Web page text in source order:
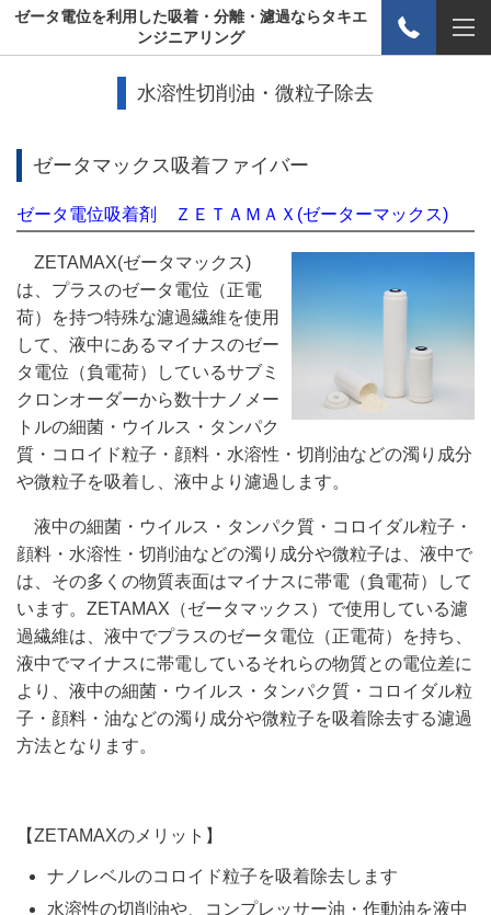
ゼータ電位を利用した吸着・分離・濾過ならタキエ
ンジニアリング
水溶性切削油・微粒子除去
ゼータマックス吸着ファイバー
ゼータ電位吸着剤 ＺＥＴＡＭＡＸ(ゼーターマックス)
ZETAMAX(ゼータマックス)
は、プラスのゼータ電位（正電
荷）を持つ特殊な濾過繊維を使用
して、液中にあるマイナスのゼー
タ電位（負電荷）しているサブミ
クロンオーダーから数十ナノメー
トルの細菌・ウイルス・タンパク
質・コロイド粒子・顔料・水溶性・切削油などの濁り成分
や微粒子を吸着し、液中より濾過します。
液中の細菌・ウイルス・タンパク質・コロイダル粒子・
顔料・水溶性・切削油などの濁り成分や微粒子は、液中で
は、その多くの物質表面はマイナスに帯電（負電荷）して
います。ZETAMAX（ゼータマックス）で使用している濾
過繊維は、液中でプラスのゼータ電位（正電荷）を持ち、
液中でマイナスに帯電しているそれらの物質との電位差に
より、液中の細菌・ウイルス・タンパク質・コロイダル粒
子・顔料・油などの濁り成分や微粒子を吸着除去する濾過
方法となります。
【ZETAMAXのメリット】
ナノレベルのコロイド粒子を吸着除去します
水溶性の切削油や、コンプレッサー油・作動油を液中